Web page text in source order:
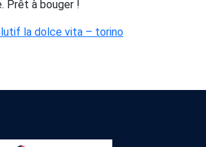
Prêt à bouger !
la dolce vita – torino